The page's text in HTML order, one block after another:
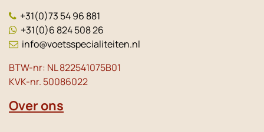
+31(0)73 54 96 881
+31(0)6 824 508 26
info@voetsspecialiteiten.nl
BTW-nr: NL 822541075B01
KVK-nr. 50086022
Over ons